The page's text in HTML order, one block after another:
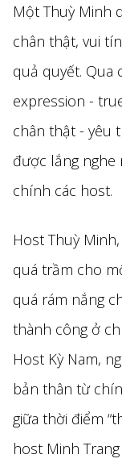
Một Thuỳ Minh
chân thật, vui
quả quyết. Qua
expression -
chân thật - yêu
được lắng nghe
chính các host.
Host Thuỳ
quá trầm cho
quá rám nắng
thành công ở
Host Kỳ Nam,
bản thân từ
giữa thời điểm
host Minh